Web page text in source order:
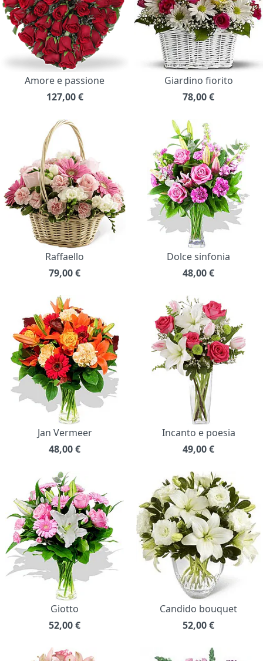
Amore e passione
127,00 €
Giardino fiorito
78,00€
Raffaello
79,00€
Dolce sinfonia
48,00€
Jan Vermeer
48,00€
Incanto e poesia
49,00€
Giotto
52,00€
Candido bouquet
52,00€